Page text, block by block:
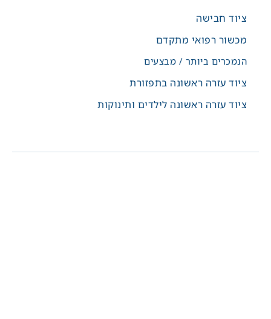
ציוד חבישה
מכשור רפואי מתקדם
הנמכרים ביותר / מבצעים
ציוד עזרה ראשונה בתפזורת
ציוד עזרה ראשונה לילדים ותינוקות